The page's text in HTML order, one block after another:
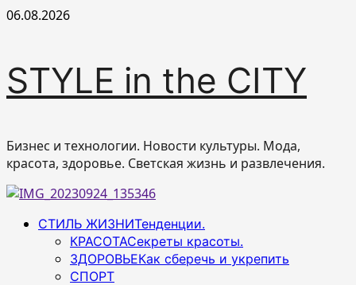
Перейти
06.08.2026
STYLE in the CITY
Бизнес и технологии. Новости культуры. Мода,
красота, здоровье. Светская жизнь и развлечения.
Основное
СТИЛЬ ЖИЗНИТенденции.
КРАСОТАСекреты красоты.
ЗДОРОВЬЕКак сберечь и укрепить
СПОРТ